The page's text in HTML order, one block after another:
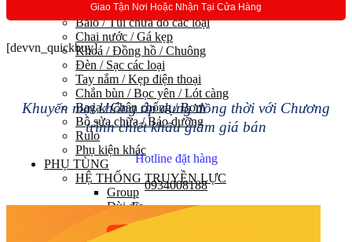
Trang phục đạp xe
Balo / Túi chứa đồ các loại
Chai nước / Gá kẹp
Khoá / Đồng hồ / Chuông
Đèn / Sạc các loại
Tay nắm / Kẹp điện thoại
Chắn bùn / Bọc yên / Lót càng
Baga / Chân chống / Bơm
Bộ sửa chữa / Bảo dưỡng
Rulo
Phụ kiện khác
PHỤ TÙNG
HỆ THỐNG TRUYỀN LỰC
Group
Đùi đĩa
Tay đề (chuyển số)
Gạt líp / Gạt đĩa
Giao Tận Nơi Hoặc Nhận Tại Cửa Hàng
[devvn_quickbuy]
Khuyến mại không áp dụng đồng thời với Chương
trình chiết khấu giảm giá bán
Hotline đặt hàng
0934008188